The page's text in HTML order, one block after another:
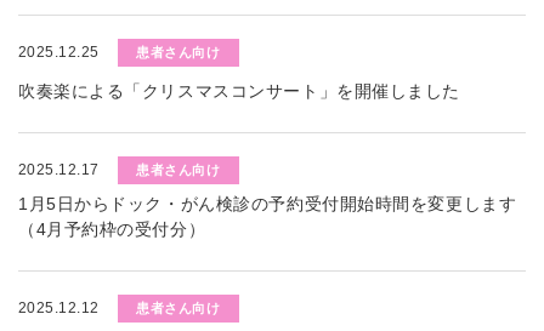
2025.12.25 患者さん向け
吹奏楽による「クリスマスコンサート」を開催しました
2025.12.17 患者さん向け
1月5日からドック・がん検診の予約受付開始時間を変更します
（4月予約枠の受付分）
2025.12.12 患者さん向け